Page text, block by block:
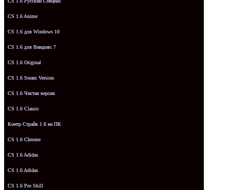
CS 1.6 Anime
CS 1.6 для Windows 10
CS 1.6 для Виндовс 7
CS 1.6 Original
CS 1.6 Steam Version
CS 1.6 Чистая версия
CS 1.6 Classic
Контр Страйк 1.6 на ПК
CS 1.6 Chrome
CS 1.6 Adidas
CS 1.6 Adidas
CS 1.6 Pro Skill